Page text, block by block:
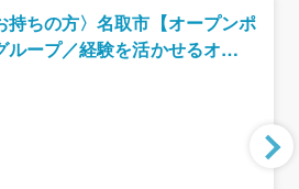
持ちの方〉名取市【オープンポ
ープ／経験を活かせるオープ
なし／完全週休二日制・年休